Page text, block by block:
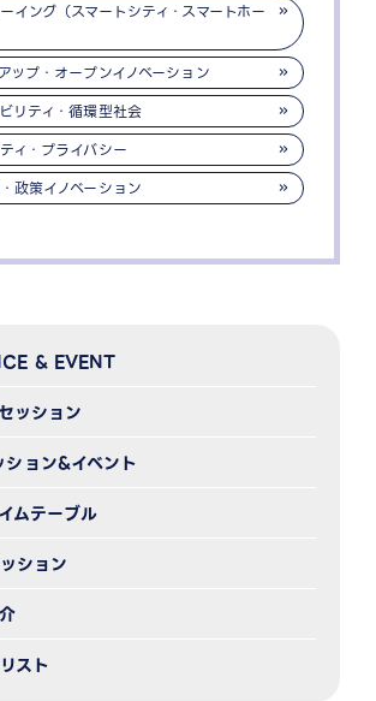
& EVENT
ッション
ョン&イベント
ムテーブル
ション
スト
イング（スマートシティ・スマートホー
ップ・オープンイノベーション
リティ・循環型社会
ィ・プライバシー
政策イノベーション